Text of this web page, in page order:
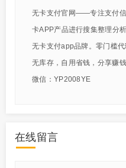
无卡支付官网——专注支付
卡APP产品进行搜集整理分
无卡支付app品牌。零门槛
无库存，自用省钱，分享赚
微信：YP2008YE
在线留言